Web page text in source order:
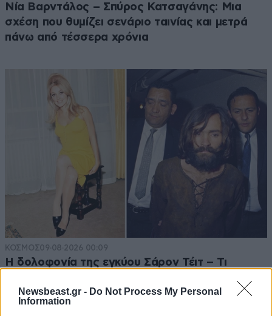
Newsbeast.gr - Do Not Process My Personal
Information
Νία Βαρντάλος – Σπύρος Κατσαγάνης: Μια
σχέση που θυμίζει σενάριο ταινίας και μετρά
πάνω από τέσσερα χρόνια
ΚΟΣΜΟΣ09·08·2026 00:09
Η δολοφονία της εγκύου Σάρον Τέιτ – Τι